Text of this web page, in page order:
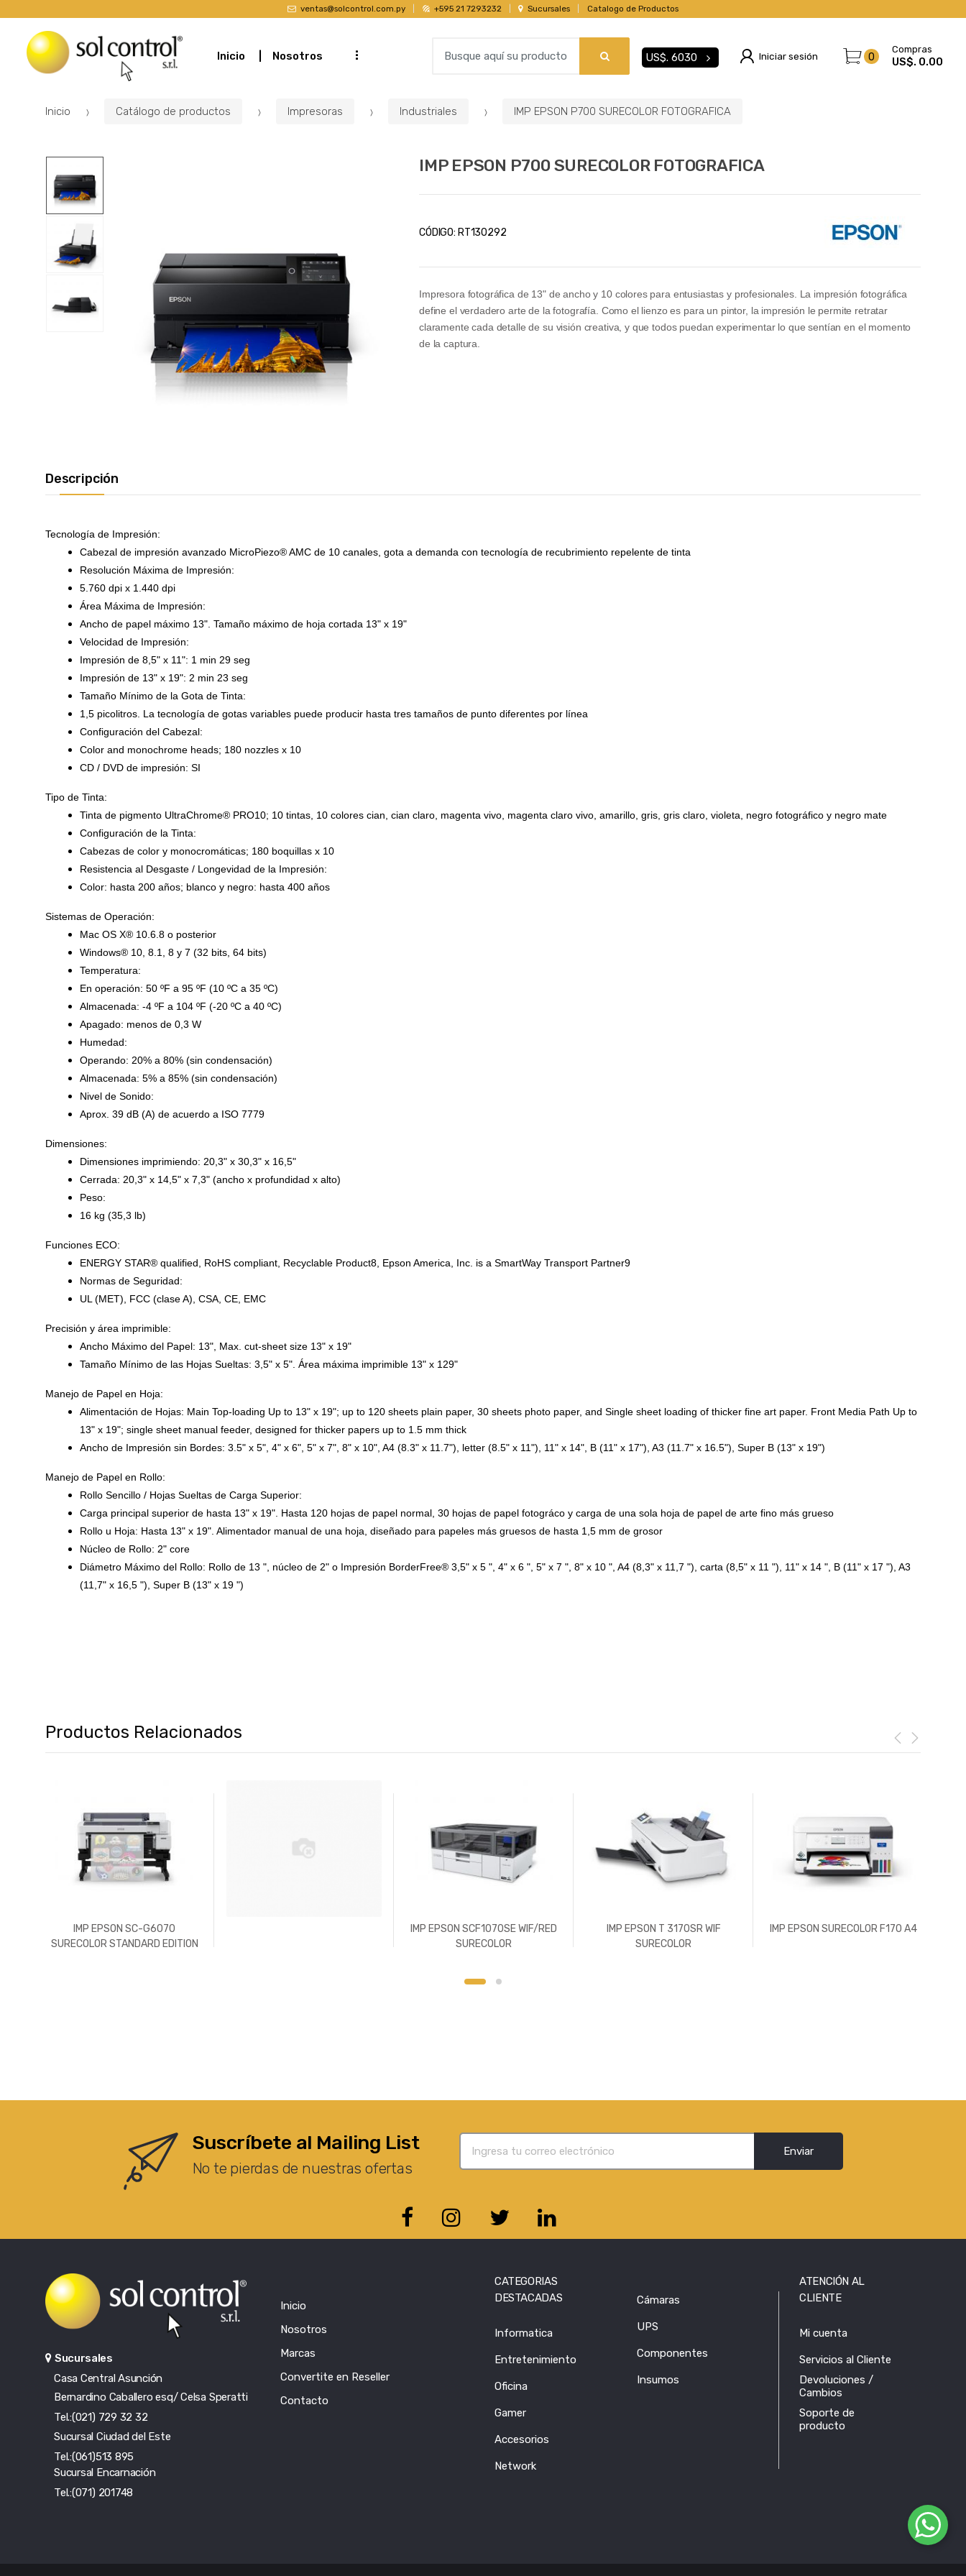
ventas@solcontrol.com.py +595 21 7293232 Sucursales Catalogo de Productos
Inicio Nosotros ...
a
o
US$. 6030 Iniciar sesión 0
Compras
US$. 0.00
Inicio Catálogo de productos Impresoras Industriales IMP EPSON P700 SURECOLOR FOTOGRAFICA
IMP EPSON P700 SURECOLOR FOTOGRAFICA
CÓDIGO: RT130292
Impresora fotográfica de 13" de ancho y 10 colores para entusiastas y profesionales. La impresión fotográfica
define el verdadero arte de la fotografía. Como el lienzo es para un pintor, la impresión le permite retratar
claramente cada detalle de su visión creativa, y que todos puedan experimentar lo que sentían en el momento
de la captura.
Descripción
Tecnología de Impresión:
Cabezal de impresión avanzado MicroPiezo® AMC de 10 canales, gota a demanda con tecnología de recubrimiento repelente de tinta
Resolución Máxima de Impresión:
5.760 dpi x 1.440 dpi
Área Máxima de Impresión:
Ancho de papel máximo 13". Tamaño máximo de hoja cortada 13" x 19"
Velocidad de Impresión:
Impresión de 8,5" x 11": 1 min 29 seg
Impresión de 13" x 19": 2 min 23 seg
Tamaño Mínimo de la Gota de Tinta:
1,5 picolitros. La tecnología de gotas variables puede producir hasta tres tamaños de punto diferentes por línea
Configuración del Cabezal:
Color and monochrome heads; 180 nozzles x 10
CD / DVD de impresión: SI
Tipo de Tinta:
Tinta de pigmento UltraChrome® PRO10; 10 tintas, 10 colores cian, cian claro, magenta vivo, magenta claro vivo, amarillo, gris, gris claro, violeta, negro fotográfico y negro mate
Configuración de la Tinta:
Cabezas de color y monocromáticas; 180 boquillas x 10
Resistencia al Desgaste / Longevidad de la Impresión:
Color: hasta 200 años; blanco y negro: hasta 400 años
Sistemas de Operación:
Mac OS X® 10.6.8 o posterior
Windows® 10, 8.1, 8 y 7 (32 bits, 64 bits)
Temperatura:
En operación: 50 ºF a 95 ºF (10 ºC a 35 ºC)
Almacenada: -4 ºF a 104 ºF (-20 ºC a 40 ºC)
Apagado: menos de 0,3 W
Humedad:
Operando: 20% a 80% (sin condensación)
Almacenada: 5% a 85% (sin condensación)
Nivel de Sonido:
Aprox. 39 dB (A) de acuerdo a ISO 7779
Dimensiones:
Dimensiones imprimiendo: 20,3" x 30,3" x 16,5"
Cerrada: 20,3" x 14,5" x 7,3" (ancho x profundidad x alto)
Peso:
16 kg (35,3 lb)
Funciones ECO:
ENERGY STAR® qualified, RoHS compliant, Recyclable Product8, Epson America, Inc. is a SmartWay Transport Partner9
Normas de Seguridad:
UL (MET), FCC (clase A), CSA, CE, EMC
Precisión y área imprimible:
Ancho Máximo del Papel: 13", Max. cut-sheet size 13" x 19"
Tamaño Mínimo de las Hojas Sueltas: 3,5" x 5". Área máxima imprimible 13" x 129"
Manejo de Papel en Hoja:
Alimentación de Hojas: Main Top-loading Up to 13" x 19"; up to 120 sheets plain paper, 30 sheets photo paper, and Single sheet loading of thicker fine art paper. Front Media Path Up to
13" x 19"; single sheet manual feeder, designed for thicker papers up to 1.5 mm thick
Ancho de Impresión sin Bordes: 3.5" x 5", 4" x 6", 5" x 7", 8" x 10", A4 (8.3" x 11.7"), letter (8.5" x 11"), 11" x 14", B (11" x 17"), A3 (11.7" x 16.5"), Super B (13" x 19")
Manejo de Papel en Rollo:
Rollo Sencillo / Hojas Sueltas de Carga Superior:
Carga principal superior de hasta 13" x 19". Hasta 120 hojas de papel normal, 30 hojas de papel fotográco y carga de una sola hoja de papel de arte fino más grueso
Rollo u Hoja: Hasta 13" x 19". Alimentador manual de una hoja, diseñado para papeles más gruesos de hasta 1,5 mm de grosor
Núcleo de Rollo: 2" core
Diámetro Máximo del Rollo: Rollo de 13 ", núcleo de 2" o Impresión BorderFree® 3,5" x 5 ", 4" x 6 ", 5" x 7 ", 8" x 10 ", A4 (8,3" x 11,7 "), carta (8,5" x 11 "), 11" x 14 ", B (11" x 17 "), A3
(11,7" x 16,5 "), Super B (13" x 19 ")
Productos Relacionados
IMP EPSON SC-G6070
SURECOLOR STANDARD EDITION
IMP EPSON SCF1070SE WIF/RED
SURECOLOR
IMP EPSON T 3170SR WIF
SURECOLOR
IMP EPSON SURECOLOR F170 A4
Suscríbete al Mailing List
No te pierdas de nuestras ofertas
Enviar
Sucursales
Casa Central Asunción
Bernardino Caballero esq/ Celsa Speratti
Tel.:(021) 729 32 32
Sucursal Ciudad del Este
Tel.:(061)513 895
Sucursal Encarnación
Tel.:(071) 201748
Inicio
Nosotros
Marcas
Convertite en Reseller
Contacto
CATEGORIAS
DESTACADAS
Informatica
Entretenimiento
Oficina
Gamer
Accesorios
Network
Cámaras
UPS
Componentes
Insumos
ATENCIÓN AL
CLIENTE
Mi cuenta
Servicios al Cliente
Devoluciones /
Cambios
Soporte de
producto